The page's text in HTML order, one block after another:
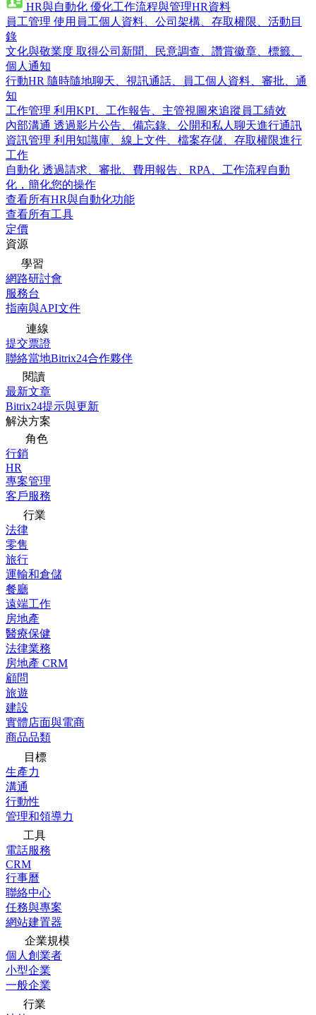
HR與自動化 優化工作流程與管理HR資料
員工管理 使用員工個人資料、公司架構、存取權限、活動目
錄
文化與敬業度 取得公司新聞、民意調查、讚賞徽章、標籤、
個人通知
行動HR 隨時隨地聊天、視訊通話、員工個人資料、審批、通
知
工作管理 利用KPI、工作報告、主管視圖來追蹤員工績效
內部溝通 透過影片公告、備忘錄、公開和私人聊天進行通訊
資訊管理 利用知識庫、線上文件、檔案存儲、存取權限進行
工作
自動化 透過請求、審批、費用報告、RPA、工作流程自動
化，簡化您的操作
查看所有HR與自動化功能
查看所有工具
定價
資源
學習
網路研討會
服務台
指南與API文件
連線
提交票證
聯絡當地Bitrix24合作夥伴
閱讀
最新文章
Bitrix24提示與更新
解決方案
角色
行銷
HR
專案管理
客戶服務
行業
法律
零售
旅行
運輸和倉儲
餐廳
遠端工作
房地產
醫療保健
法律業務
房地產 CRM
顧問
旅遊
建設
實體店面與電商
商品品類
目標
生產力
溝通
行動性
管理和領導力
工具
電話服務
CRM
行事曆
聯絡中心
任務與專案
網站建置器
企業規模
個人創業者
小型企業
一般企業
行業